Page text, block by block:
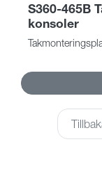
S360-465B
konsoler